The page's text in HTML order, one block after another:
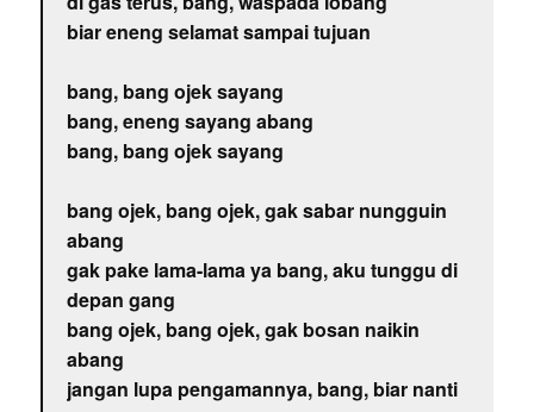
biar eneng selamat sampai tujuan
bang, bang ojek sayang
bang, eneng sayang abang
bang, bang ojek sayang
bang ojek, bang ojek, gak sabar nungguin
abang
gak pake lama-lama ya bang, aku tunggu di
depan gang
bang ojek, bang ojek, gak bosan naikin
abang
jangan lupa pengamannya, bang, biar nanti